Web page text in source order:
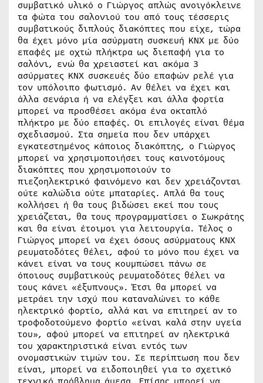
συμβατικό υλικό ο Γιώργος απλώς ανοιγόκλεινε
τα φώτα του σαλονιού του από τους τέσσερις
συμβατικούς διπλούς διακόπτες που είχε, τώρα
θα έχει μόνο μία ασύρματη συσκευή ΚΝΧ με δύο
επαφές με οχτώ πλήκτρα ως διεπαφή για το
σαλόνι, ενώ θα χρειαστεί και ακόμα 3
ασύρματες ΚΝΧ συσκευές δύο επαφών ρελέ για
τον υπόλοιπο φωτισμό. Αν θέλει να έχει και
άλλα σενάρια ή να ελέγξει και άλλα φορτία
μπορεί να προσθέσει ακόμα ένα οκταπλό
πλήκτρο με δύο επαφές. Οι επιλογές είναι θέμα
σχεδιασμού. Στα σημεία που δεν υπάρχει
εγκατεστημένος κάποιος διακόπτης, ο Γιώργος
μπορεί να χρησιμοποιήσει τους καινοτόμους
διακόπτες που χρησιμοποιούν το
πιεζοηλεκτρικό φαινόμενο και δεν χρειάζονται
ούτε καλώδια ούτε μπαταρίες. Απλά θα τους
κολλήσει ή θα τους βιδώσει εκεί που τους
χρειάζεται, θα τους προγραμματίσει ο Σωκράτης
και θα είναι έτοιμοι για λειτουργία. Τέλος ο
Γιώργος μπορεί να έχει όσους ασύρματους ΚΝΧ
ρευματοδότες θέλει, αφού το μόνο που έχει να
κάνει είναι να τους κουμπώσει πάνω σε
όποιους συμβατικούς ρευματοδότες θέλει να
τους κάνει «έξυπνους». Έτσι θα μπορεί να
μετράει την ισχύ που καταναλώνει το κάθε
ηλεκτρικό φορτίο, αλλά και να επιτηρεί αν το
τροφοδοτούμενο φορτίο «είναι καλά στην υγεία
του», αφού μπορεί να επιτηρεί αν ηλεκτρικά
του χαρακτηριστικά είναι εντός των
ονομαστικών τιμών του. Σε περίπτωση που δεν
είναι, μπορεί να ειδοποιηθεί για το σχετικό